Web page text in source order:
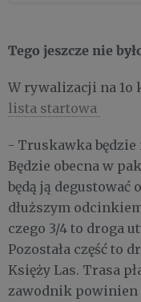
Tego jeszcze nie
W rywalizacji na 1o
lista startowa
- Truskawka będzie
Będzie obecna w
będą ją
dłuższym
czego 3/4 to droga
Pozostała część to
Księży Las. Trasa
zawodnik powinien